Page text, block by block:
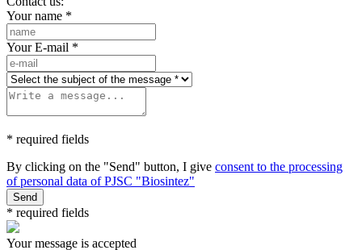
Your name *
Your E-mail *
* required fields
By clicking on the "Send" button, I give consent to the processing
of personal data of PJSC "Biosintez"
Send
* required fields
Your message is accepted